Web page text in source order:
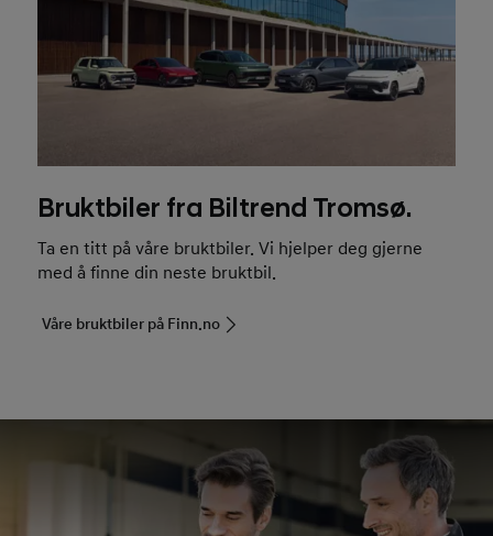
Bruktbiler fra Biltrend Tromsø.
Ta en titt på våre bruktbiler. Vi hjelper deg gjerne
med å finne din neste bruktbil.
Våre bruktbiler på Finn.no